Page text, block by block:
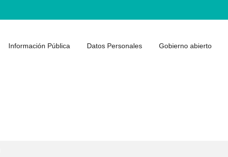
Información Pública Datos Personales Gobierno abierto